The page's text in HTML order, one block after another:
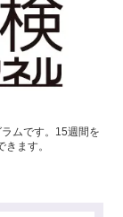
ムです。15週間を
ます。